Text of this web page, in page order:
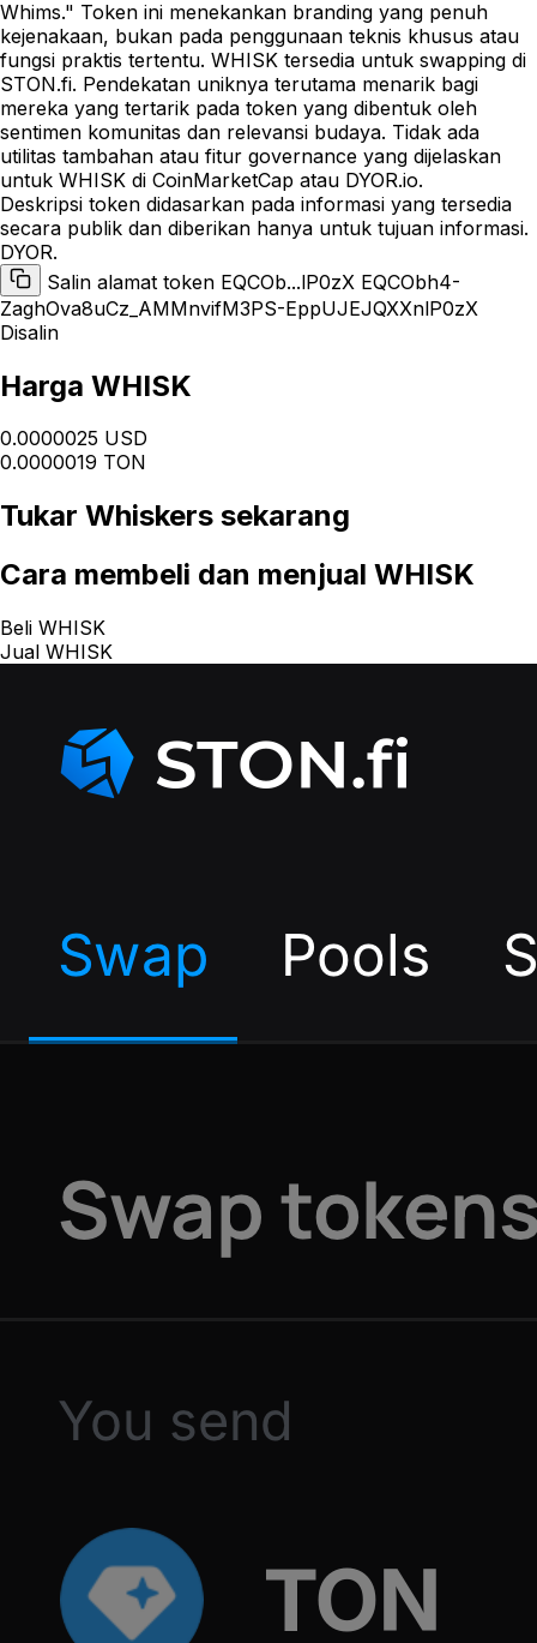
Whims." Token ini menekankan branding yang penuh
kejenakaan, bukan pada penggunaan teknis khusus atau
fungsi praktis tertentu. WHISK tersedia untuk swapping di
STON.fi. Pendekatan uniknya terutama menarik bagi
mereka yang tertarik pada token yang dibentuk oleh
sentimen komunitas dan relevansi budaya. Tidak ada
utilitas tambahan atau fitur governance yang dijelaskan
untuk WHISK di CoinMarketCap atau DYOR.io.
Deskripsi token didasarkan pada informasi yang tersedia
secara publik dan diberikan hanya untuk tujuan informasi.
DYOR.
Salin alamat token EQCOb...lP0zX EQCObh4-
ZaghOva8uCz_AMMnvifM3PS-EppUJEJQXXnlP0zX
Disalin
Harga WHISK
0.0000025 USD
0.0000019 TON
Tukar Whiskers sekarang
Cara membeli dan menjual WHISK
Beli WHISK
Jual WHISK